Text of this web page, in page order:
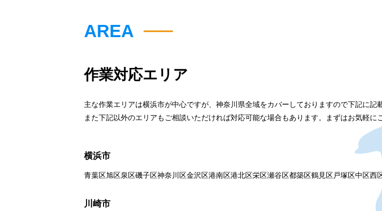
AREA
作業対応エリア
主な作業エリアは横浜市が中心ですが、神奈川県全域をカバーしておりますので下記に記
また下記以外のエリアもご相談いただければ対応可能な場合もあります。まずはお気軽に
横浜市
青葉区旭区泉区磯子区神奈川区金沢区港南区港北区栄区瀬谷区都築区鶴見区 戸塚区中区西
川崎市